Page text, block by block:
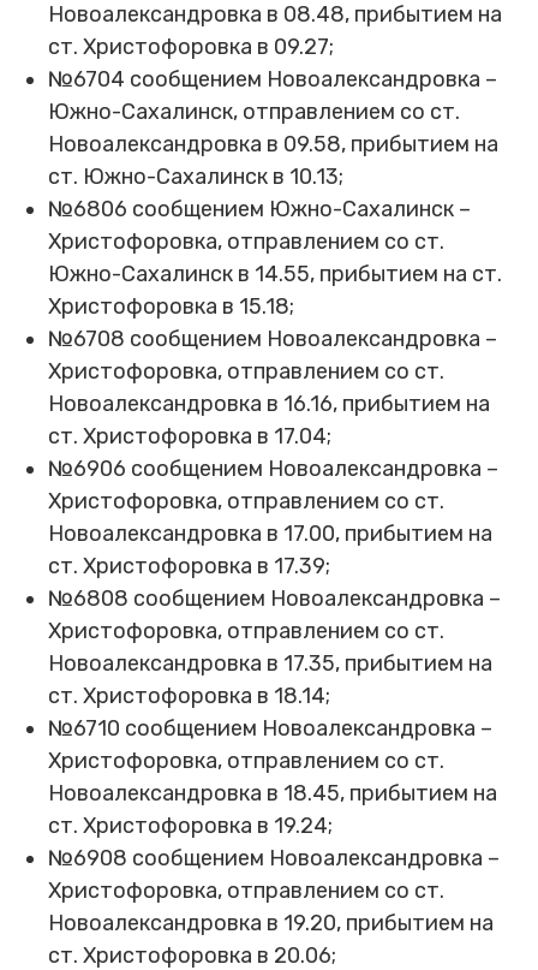
Новоалександровка в 08.48, прибытием на
ст. Христофоровка в 09.27;
№6704 сообщением Новоалександровка –
Южно-Сахалинск, отправлением со ст.
Новоалександровка в 09.58, прибытием на
ст. Южно-Сахалинск в 10.13;
№6806 сообщением Южно-Сахалинск –
Христофоровка, отправлением со ст.
Южно-Сахалинск в 14.55, прибытием на ст.
Христофоровка в 15.18;
№6708 сообщением Новоалександровка –
Христофоровка, отправлением со ст.
Новоалександровка в 16.16, прибытием на
ст. Христофоровка в 17.04;
№6906 сообщением Новоалександровка –
Христофоровка, отправлением со ст.
Новоалександровка в 17.00, прибытием на
ст. Христофоровка в 17.39;
№6808 сообщением Новоалександровка –
Христофоровка, отправлением со ст.
Новоалександровка в 17.35, прибытием на
ст. Христофоровка в 18.14;
№6710 сообщением Новоалександровка –
Христофоровка, отправлением со ст.
Новоалександровка в 18.45, прибытием на
ст. Христофоровка в 19.24;
№6908 сообщением Новоалександровка –
Христофоровка, отправлением со ст.
Новоалександровка в 19.20, прибытием на
ст. Христофоровка в 20.06;